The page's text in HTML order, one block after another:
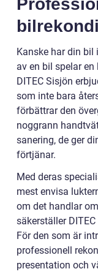
Kanske har din
av en bil spelar
DITEC Sisjön
som inte bara
förbättrar den
noggrann
sanering, de ger
förtjänar.
Med deras
mest envisa
om det handlar
säkerställer
För den som är
professionell
presentation och